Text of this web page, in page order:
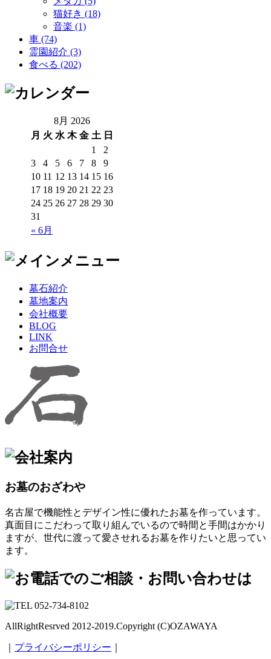
猫好き (18)
音楽 (1)
車 (74)
霊園紹介 (3)
食べる (202)
8月 2026
月 火 水 木 金 土 日
« 6月
1
2
3
4 5 6 7 8
9
10 11 12 13 14 15 16
17 18 19 20 21 22 23
24 25 26 27 28 29 30
31
墓石紹介
墓地案内
会社概要
BLOG
LINK
お問合せ
お墓のおざわや
名古屋で機能性とデザイン性に優れたお墓を作っています。
真面目にこだわって取り組んでいるので時間と手間はかかり
ますが、世代に渡って愛させれるお墓を作りたいと思ってい
ます。
AllRightResrved 2012-2019.Copyright (C)OZAWAYA
プライバシーポリシー